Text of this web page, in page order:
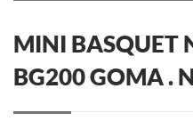
MINI BASQUET
BG200 GOMA .